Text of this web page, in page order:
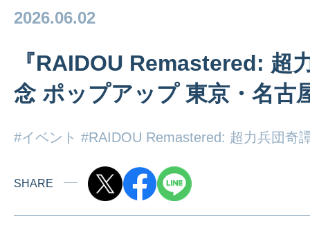
2026.06.02
『RAIDOU Remastered: 超
念 ポップアップ 東京・名古
#イベント #RAIDOU Remastered: 超力兵団奇
SHARE